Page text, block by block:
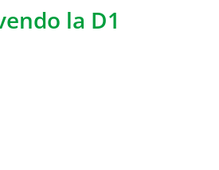
la D1